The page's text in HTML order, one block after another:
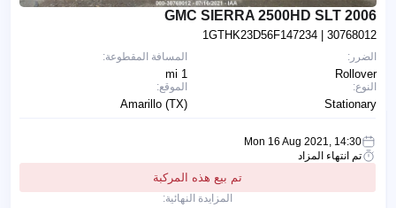
2006 GMC SIERRA 2500HD SLT
1GTHK23D56F147234 | 30768012
المسافة المقطوعة:
1 mi
الموقع:
Amarillo (TX)
الضرر:
Rollover
النوع:
Stationary
Mon 16 Aug 2021, 14:30
تم انتهاء المزاد
تم بيع هذه المركبة
المزايدة النهائية: